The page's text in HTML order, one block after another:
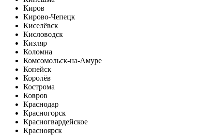
Киров
Кирово-Чепецк
Киселёвск
Кисловодск
Кизляр
Коломна
Комсомольск-на-Амуре
Копейск
Королёв
Кострома
Ковров
Краснодар
Красногорск
Красногвардейское
Красноярск